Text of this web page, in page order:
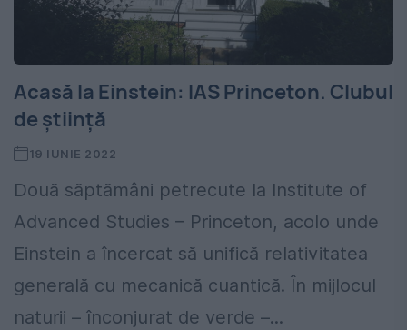
Acasă la Einstein: IAS Princeton. Clubul
de știință
19 IUNIE 2022
Două săptămâni petrecute la Institute of
Advanced Studies – Princeton, acolo unde
Einstein a încercat să unifică relativitatea
generală cu mecanică cuantică. În mijlocul
naturii – înconjurat de verde –...